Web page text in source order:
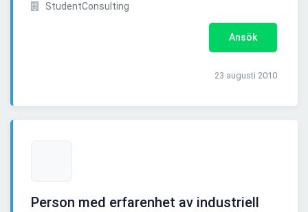
StudentConsulting
Ansök
23 augusti 2010
Person med erfarenhet av industriell